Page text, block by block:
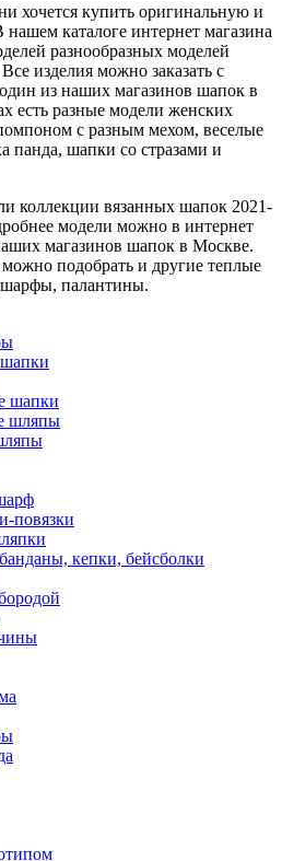
хочется купить оригинальную и
каталоге интернет магазина
разнообразных моделей
изделия можно заказать с
из наших магазинов шапок в
есть разные модели женских
с разным мехом, веселые
шапки со стразами и
коллекции вязанных шапок 2021-
модели можно в интернет
магазинов шапок в Москве.
подобрать и другие теплые
шарфы, палантины.
шапки
шляпы
повязки
кепки, бейсболки